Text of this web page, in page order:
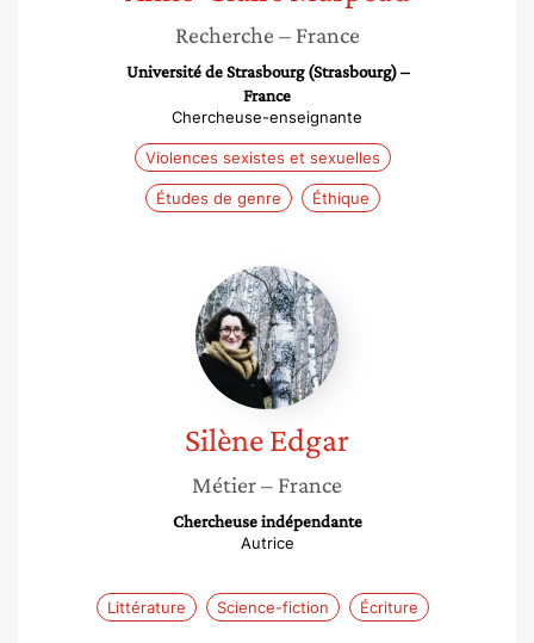
Recherche – France
Université de Strasbourg (Strasbourg) –
France
Chercheuse-enseignante
Violences sexistes et sexuelles
Études de genre Éthique
Silène
Edgar
SilèneEdgar
Métier– France
Chercheuse indépendante
Autrice
Littérature Science-fiction Écriture